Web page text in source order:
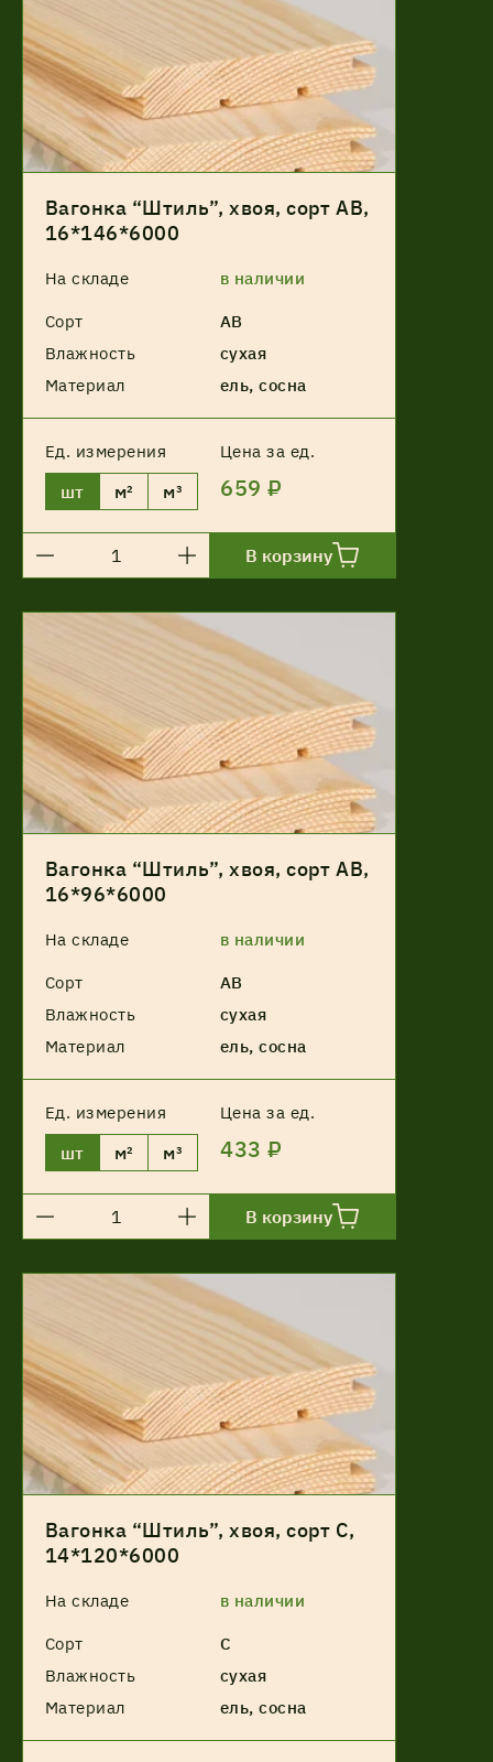
Вагонка “Штиль”, хвоя, сорт АВ,
16*146*6000
На складе в наличии
Сорт
АВ
Влажность
сухая
Материал
ель, сосна
Ед. измерения Цена за ед.
шт м² м³ 659 ₽
В корзину
Вагонка “Штиль”, хвоя, сорт АВ,
16*96*6000
На складе в наличии
Сорт
АВ
Влажность
сухая
Материал
ель, сосна
Ед. измерения Цена за ед.
шт м² м³ 433 ₽
В корзину
Вагонка “Штиль”, хвоя, сорт С,
14*120*6000
На складе в наличии
Сорт
С
Влажность
сухая
Материал
ель, сосна